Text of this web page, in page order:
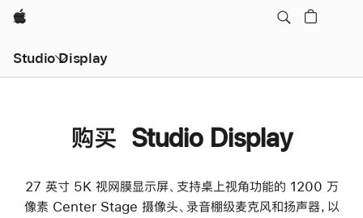
Apple
Studio Display
购买 Studio Display
27 英寸 5K 视网膜显示屏、支持桌上视角功能的 1200 万
像素 Center Stage 摄像头、录音棚级麦克风和扬声器，以